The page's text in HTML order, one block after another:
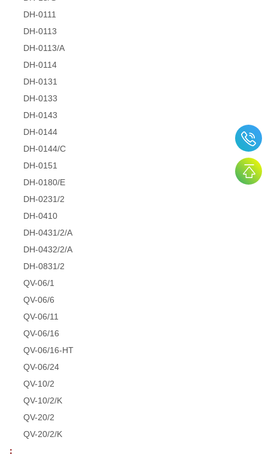
DH-0111
DH-0113
DH-0113/A
DH-0114
DH-0131
DH-0133
DH-0143
DH-0144
DH-0144/C
DH-0151
DH-0180/E
DH-0231/2
DH-0410
DH-0431/2/A
DH-0432/2/A
DH-0831/2
QV-06/1
QV-06/6
QV-06/11
QV-06/16
QV-06/16-HT
QV-06/24
QV-10/2
QV-10/2/K
QV-20/2
QV-20/2/K
：